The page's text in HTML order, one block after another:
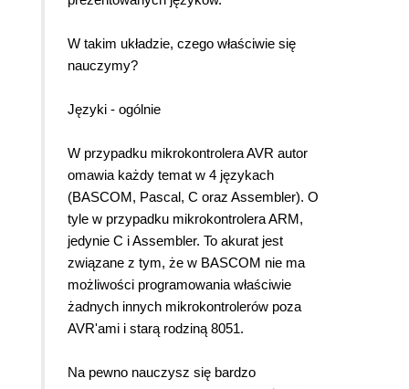
W takim układzie, czego właściwie się
nauczymy?
Języki - ogólnie
W przypadku mikrokontrolera AVR autor
omawia każdy temat w 4 językach
(BASCOM, Pascal, C oraz Assembler). O
tyle w przypadku mikrokontrolera ARM,
jedynie C i Assembler. To akurat jest
związane z tym, że w BASCOM nie ma
możliwości programowania właściwie
żadnych innych mikrokontrolerów poza
AVR'ami i starą rodziną 8051.
Na pewno nauczysz się bardzo